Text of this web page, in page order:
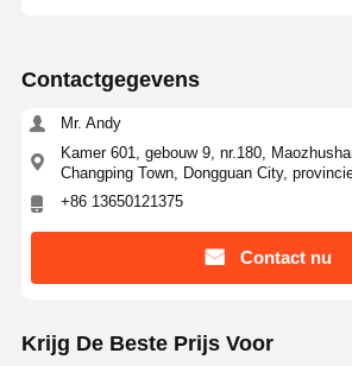
Contactgegevens
Mr. Andy
Kamer 601, gebouw 9, nr.180,
Changping Town, Dongguan City,
+86 13650121375
Contact nu
Krijg De Beste Prijs Voor